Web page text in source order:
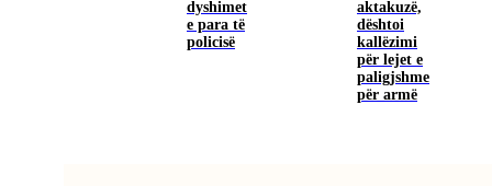
dyshimet
e para të
policisë
aktakuzë,
dështoi
kallëzimi
për lejet e
paligjshme
për armë